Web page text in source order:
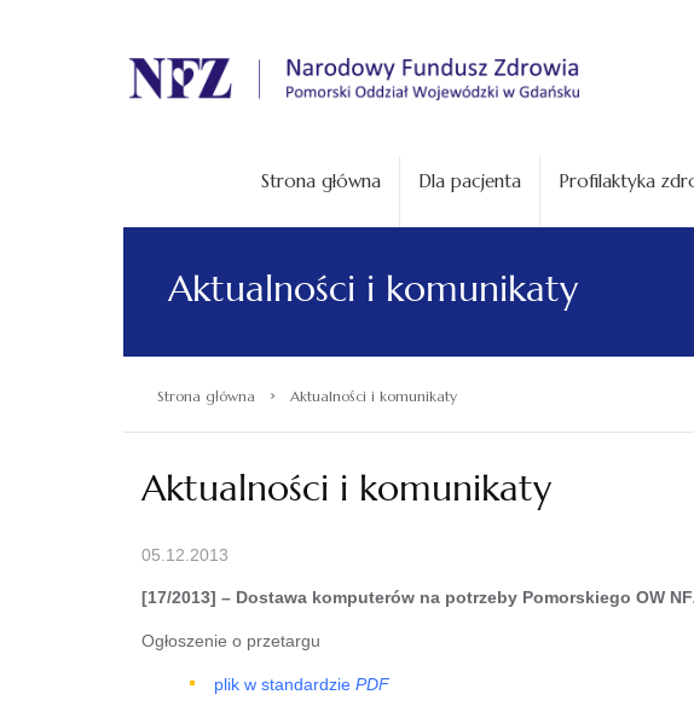
.
Strona główna Dla pacjenta Profilaktyka
Aktualności i komunikaty
Strona główna › Aktualności i komunikaty
Aktualności i komunikaty
05.12.2013
[17/2013] – Dostawa komputerów na potrzeby Pomorskiego OW
Ogłoszenie o przetargu
plik w standardzie PDF